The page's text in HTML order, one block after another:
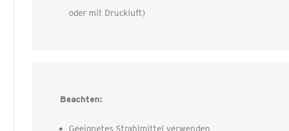
oder mit Druckluft)
Beachten:
Geeignetes Strahlmittel verwenden